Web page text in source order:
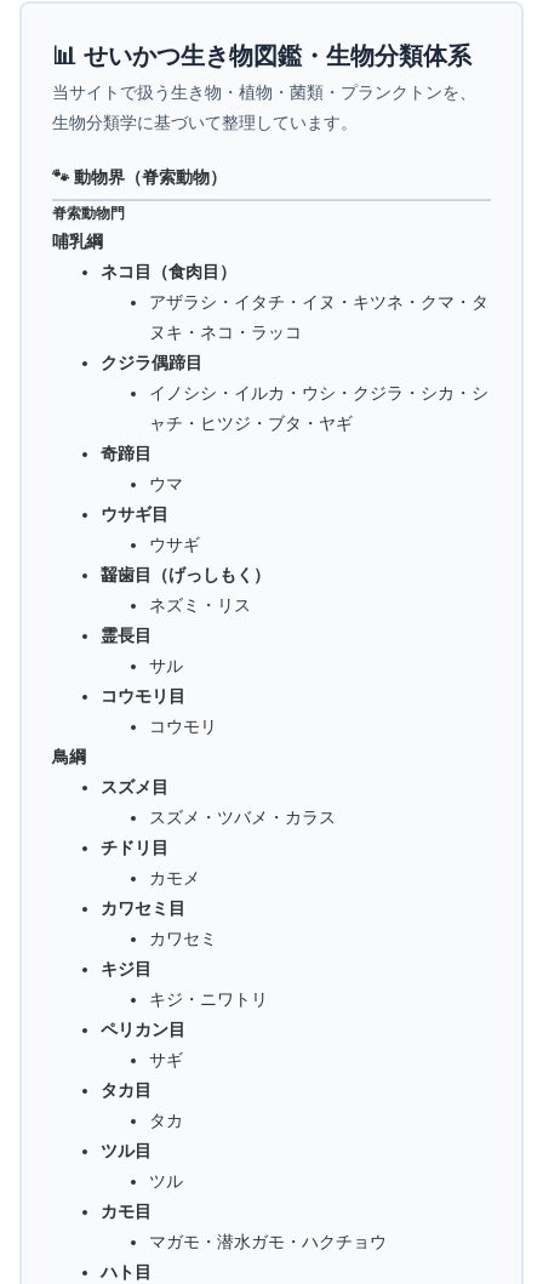
📊 せいかつ生き物図鑑・生物分類体系
当サイトで扱う生き物・植物・菌類・プランクトンを、
生物分類学に基づいて整理しています。
🐾 動物界（脊索動物）
脊索動物門
哺乳綱
ネコ目（食肉目）
アザラシ・イタチ・イヌ・キツネ・クマ・タ
ヌキ・ネコ・ラッコ
クジラ偶蹄目
イノシシ・イルカ・ウシ・クジラ・シカ・シ
ャチ・ヒツジ・ブタ・ヤギ
奇蹄目
ウマ
ウサギ目
ウサギ
齧歯目（げっしもく）
ネズミ・リス
霊長目
サル
コウモリ目
コウモリ
鳥綱
スズメ目
スズメ・ツバメ・カラス
チドリ目
カモメ
カワセミ目
カワセミ
キジ目
キジ・ニワトリ
ペリカン目
サギ
タカ目
タカ
ツル目
ツル
カモ目
マガモ・潜水ガモ・ハクチョウ
ハト目